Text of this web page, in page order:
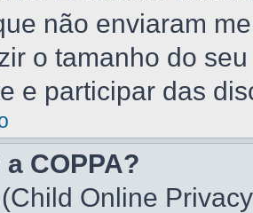
não enviaram
o tamanho do
e participar das
COPPA?
Online